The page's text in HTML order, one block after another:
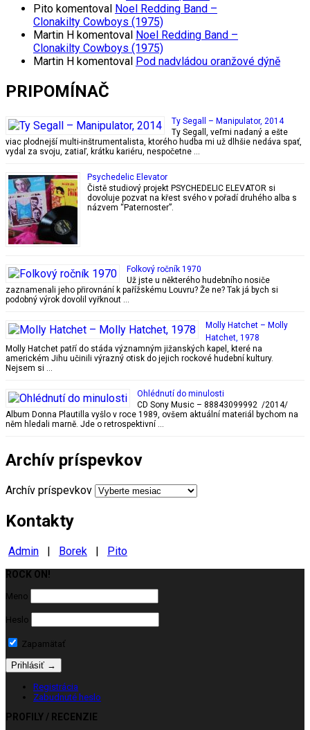
Pito komentoval Noel Redding Band –
Clonakilty Cowboys (1975)
Martin H komentoval Noel Redding Band –
Clonakilty Cowboys (1975)
Martin H komentoval Pod nadvládou oranžové dýně
PRIPOMÍNAČ
Ty Segall – Manipulator, 2014
Ty Segall, veľmi nadaný a ešte
viac plodnejší multi-inštrumentalista, ktorého hudba mi už dlhšie nedáva spať,
vydal za svoju, zatiaľ, krátku kariéru, nespočetne …
Psychedelic Elevator
Čistě studiový projekt PSYCHEDELIC ELEVATOR si
dovoluje pozvat na křest svého v pořadí druhého alba s
názvem “Paternoster”.
Folkový ročník 1970
Už jste u některého hudebního nosiče
zaznamenali jeho přirovnání k pařížskému Louvru? Že ne? Tak já bych si
podobný výrok dovolil vyřknout …
Molly Hatchet – Molly
Hatchet, 1978
Molly Hatchet patří do stáda významným jižanských kapel, které na
americkém Jihu učinili výrazný otisk do jejich rockové hudební kultury.
Nejsem si …
Ohlédnutí do minulosti
CD Sony Music – 88843099992 /2014/
Album Donna Plautilla vyšlo v roce 1989, ovšem aktuální materiál bychom na
něm hledali marně. Jde o retrospektivní …
Archív príspevkov
Archív príspevkov
Kontakty
Admin | Borek | Pito
Milujeme ROCK
ROCK ON!
Meno
Heslo
Zapamätať
Registrácia
Zabudnuté heslo
PROFILY / RECENZIE